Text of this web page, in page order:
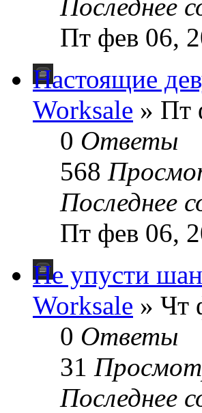
Последнее
Пт фев 06,
Настоящие
Worksale » Пт
0 Ответы
568
Последнее
Пт фев 06,
Не упусти
Worksale » Чт
0 Ответы
31
Последнее